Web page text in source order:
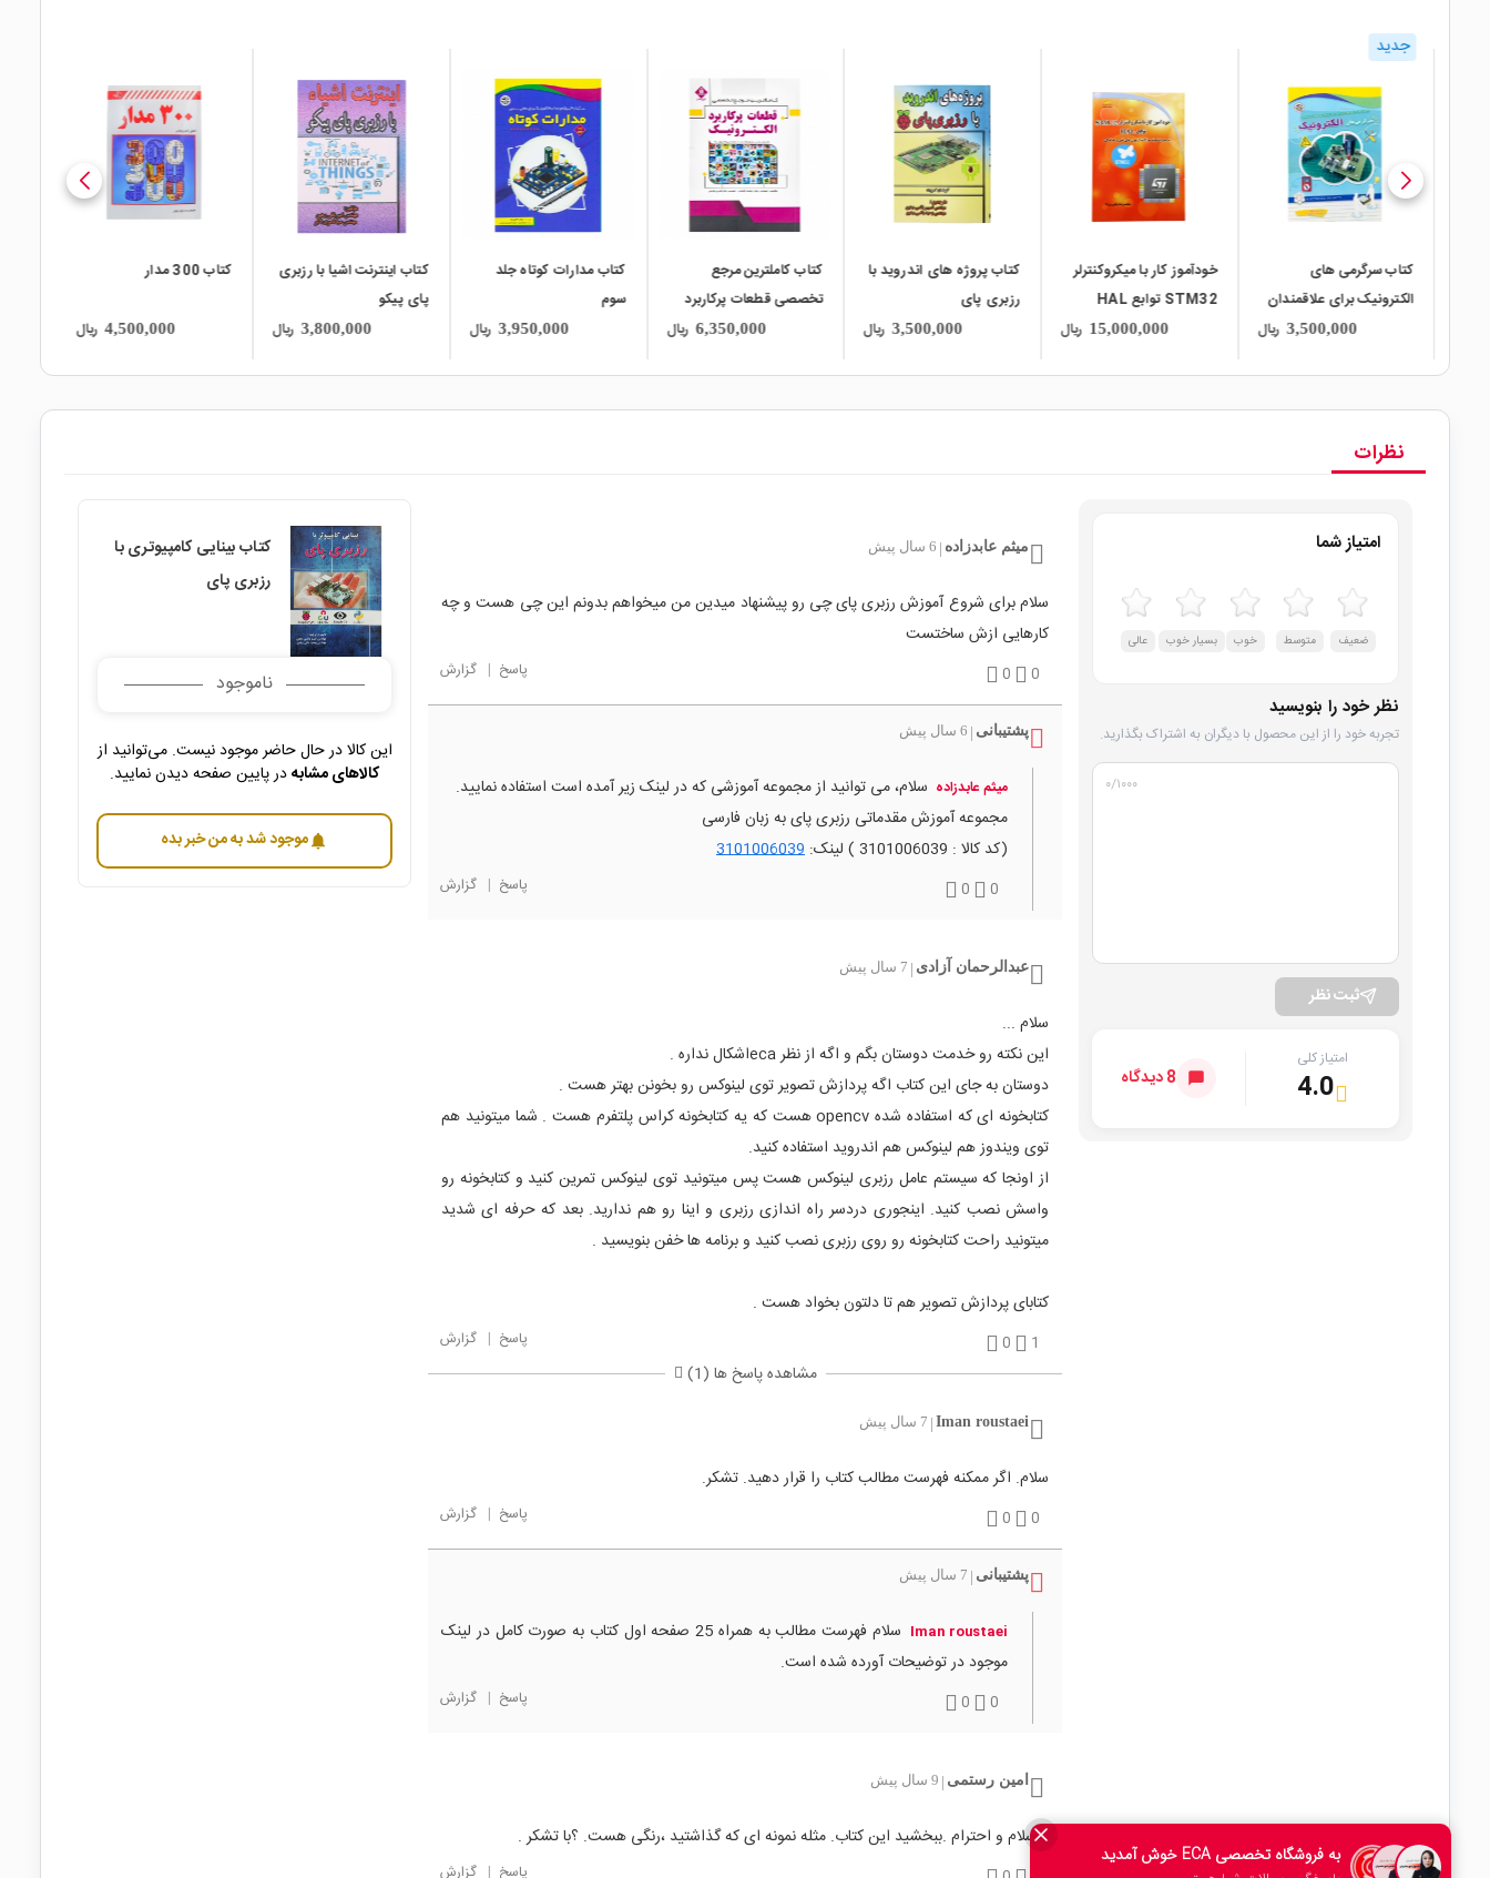
جدید
کتاب سرگرمی های
الکترونیک برای علاقمندان
3,500,000 ریال
خودآموز کار با میکروکنترلر
STM32 توابع HAL
15,000,000 ریال
کتاب پروژه های اندروید با
رزبری پای
3,500,000 ریال
کتاب کاملترین مرجع
تخصصی قطعات پرکاربرد
6,350,000 ریال
کتاب مدارات کوتاه جلد
سوم
3,950,000 ریال
کتاب اینترنت اشیا با رزبری
پای پیکو
3,800,000 ریال
کتاب 300 مدار
4,500,000 ریال
نظرات
امتیاز شما
ضعیف متوسط خوب بسیار خوب عالی
نظر خود را بنویسید
تجربه خود را از این محصول با دیگران به اشتراک بگذارید.
۰/۱۰۰۰
ثبت نظر
امتیاز کلی
4.0 8 دیدگاه
میثم عابدزاده 6 سال پیش
سلام برای شروع آموزش رزبری پای چی رو پیشنهاد میدین من میخواهم بدونم این چی هست و چه
کارهایی ازش ساختست
0
0 پاسخ | گزارش
پشتیبانی 6 سال پیش
میثم عابدزاده سلام، می توانید از مجموعه آموزشی که در لینک زیر آمده است استفاده نمایید.
مجموعه آموزش مقدماتی رزبری پای به زبان فارسی
(کد کالا : 3101006039 ) لینک:
3101006039
0
0 پاسخ | گزارش
عبدالرحمان آزادی 7 سال پیش
سلام ...
این نکته رو خدمت دوستان بگم و اگه از نظر ecaاشکال نداره .
دوستان به جای این کتاب اگه پردازش تصویر توی لینوکس رو بخونن بهتر هست .
کتابخونه ای که استفاده شده opencv هست که یه کتابخونه کراس پلتفرم هست . شما میتونید هم
توی ویندوز هم لینوکس هم اندروید استفاده کنید.
از اونجا که سیستم عامل رزبری لینوکس هست پس میتونید توی لینوکس تمرین کنید و کتابخونه رو
واسش نصب کنید. اینجوری دردسر راه اندازی رزبری و اینا رو هم ندارید. بعد که حرفه ای شدید
میتونید راحت کتابخونه رو روی رزبری نصب کنید و برنامه ها خفن بنویسید .
کتابای پردازش تصویر هم تا دلتون بخواد هست .
1
0 پاسخ | گزارش
مشاهده پاسخ ها (1)
Iman roustaei 7 سال پیش
سلام. اگر ممکنه فهرست مطالب کتاب را قرار دهید. تشکر.
0
0 پاسخ | گزارش
پشتیبانی 7 سال پیش
Iman roustaei
سلام فهرست مطالب به همراه 25 صفحه اول کتاب به صورت کامل در لینک
موجود در توضیحات آورده شده است.
0
0 پاسخ | گزارش
امین رستمی 9 سال پیش
با سلام و احترام .ببخشید این کتاب. مثله نمونه ای که گذاشتید ،رنگی هست. ؟با تشکر .
پاسخ | گزارش
کتاب بینایی کامپیوتری با
رزبری پای
ناموجود
این کالا در حال حاضر موجود نیست. می‌توانید از
کالاهای مشابهدر پایین صفحه دیدن نمایید.
notificationsموجود شد به من خبر بده